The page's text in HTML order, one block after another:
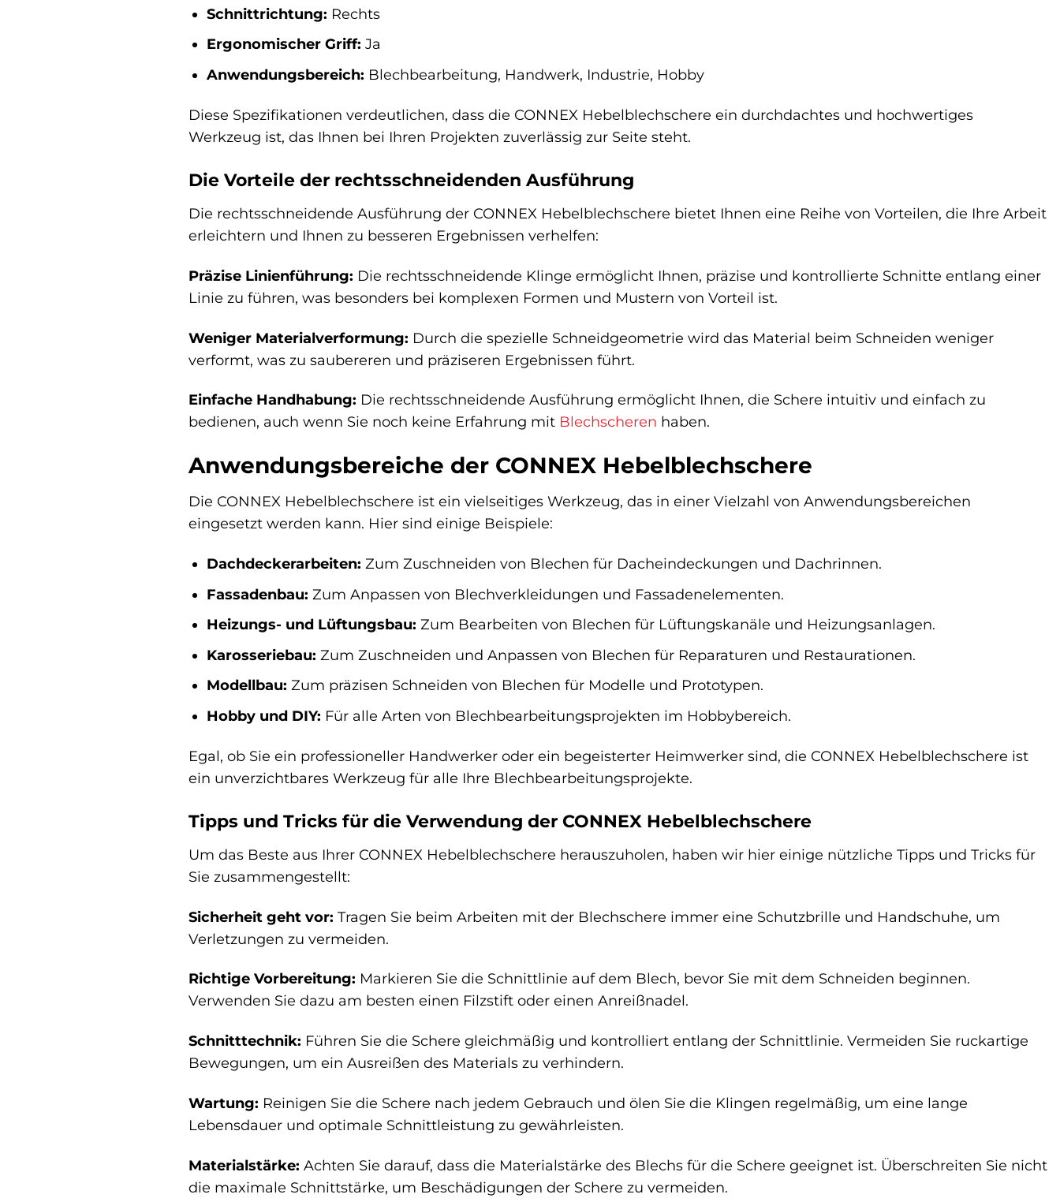
Schnittrichtung: Rechts
Ergonomischer Griff: Ja
Anwendungsbereich: Blechbearbeitung, Handwerk, Industrie, Hobby
Diese Spezifikationen verdeutlichen, dass die CONNEX Hebelblechschere ein durchdachtes und hochwertiges
Werkzeug ist, das Ihnen bei Ihren Projekten zuverlässig zur Seite steht.
Die Vorteile der rechtsschneidenden Ausführung
Die rechtsschneidende Ausführung der CONNEX Hebelblechschere bietet Ihnen eine Reihe von Vorteilen, die Ihre Arbeit
erleichtern und Ihnen zu besseren Ergebnissen verhelfen:
Präzise Linienführung: Die rechtsschneidende Klinge ermöglicht Ihnen, präzise und kontrollierte Schnitte entlang einer
Linie zu führen, was besonders bei komplexen Formen und Mustern von Vorteil ist.
Weniger Materialverformung: Durch die spezielle Schneidgeometrie wird das Material beim Schneiden weniger
verformt, was zu saubereren und präziseren Ergebnissen führt.
Einfache Handhabung: Die rechtsschneidende Ausführung ermöglicht Ihnen, die Schere intuitiv und einfach zu
bedienen, auch wenn Sie noch keine Erfahrung mit Blechscheren haben.
Anwendungsbereiche der CONNEX Hebelblechschere
Die CONNEX Hebelblechschere ist ein vielseitiges Werkzeug, das in einer Vielzahl von Anwendungsbereichen
eingesetzt werden kann. Hier sind einige Beispiele:
Dachdeckerarbeiten: Zum Zuschneiden von Blechen für Dacheindeckungen und Dachrinnen.
Fassadenbau: Zum Anpassen von Blechverkleidungen und Fassadenelementen.
Heizungs- und Lüftungsbau: Zum Bearbeiten von Blechen für Lüftungskanäle und Heizungsanlagen.
Karosseriebau: Zum Zuschneiden und Anpassen von Blechen für Reparaturen und Restaurationen.
Modellbau: Zum präzisen Schneiden von Blechen für Modelle und Prototypen.
Hobby und DIY: Für alle Arten von Blechbearbeitungsprojekten im Hobbybereich.
Egal, ob Sie ein professioneller Handwerker oder ein begeisterter Heimwerker sind, die CONNEX Hebelblechschere ist
ein unverzichtbares Werkzeug für alle Ihre Blechbearbeitungsprojekte.
Tipps und Tricks für die Verwendung der CONNEX Hebelblechschere
Um das Beste aus Ihrer CONNEX Hebelblechschere herauszuholen, haben wir hier einige nützliche Tipps und Tricks für
Sie zusammengestellt:
Sicherheit geht vor: Tragen Sie beim Arbeiten mit der Blechschere immer eine Schutzbrille und Handschuhe, um
Verletzungen zu vermeiden.
Richtige Vorbereitung: Markieren Sie die Schnittlinie auf dem Blech, bevor Sie mit dem Schneiden beginnen.
Verwenden Sie dazu am besten einen Filzstift oder einen Anreißnadel.
Schnitttechnik: Führen Sie die Schere gleichmäßig und kontrolliert entlang der Schnittlinie. Vermeiden Sie ruckartige
Bewegungen, um ein Ausreißen des Materials zu verhindern.
Wartung: Reinigen Sie die Schere nach jedem Gebrauch und ölen Sie die Klingen regelmäßig, um eine lange
Lebensdauer und optimale Schnittleistung zu gewährleisten.
Materialstärke: Achten Sie darauf, dass die Materialstärke des Blechs für die Schere geeignet ist. Überschreiten Sie nicht
die maximale Schnittstärke, um Beschädigungen der Schere zu vermeiden.